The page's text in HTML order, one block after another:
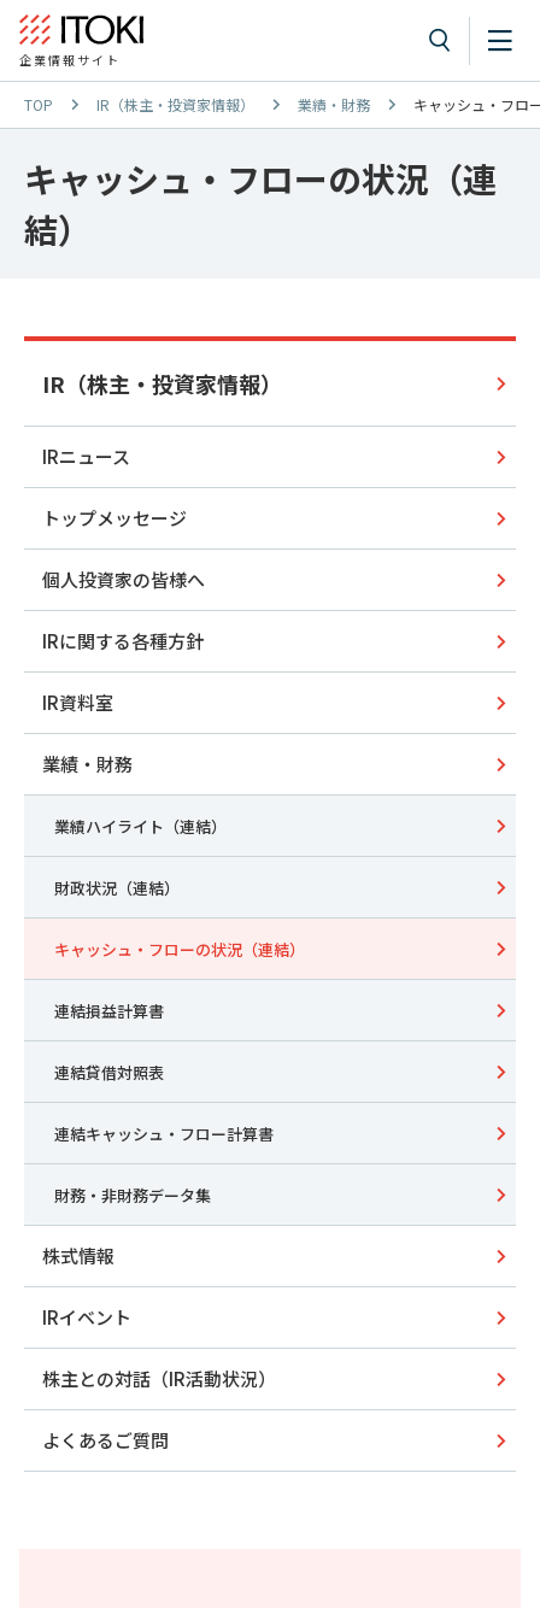
企業情報サイト
TOP IR（株主・投資家情報） 業績・財務 キャッシュ・フロ
キャッシュ・フローの状況（連
結）
IR（株主・投資家情報）
IRニュース
トップメッセージ
個人投資家の皆様へ
IRに関する各種方針
IR資料室
業績・財務
業績ハイライト（連結）
財政状況（連結）
キャッシュ・フローの状況（連結）
連結損益計算書
連結貸借対照表
連結キャッシュ・フロー計算書
財務・非財務データ集
株式情報
IRイベント
株主との対話（IR活動状況）
よくあるご質問